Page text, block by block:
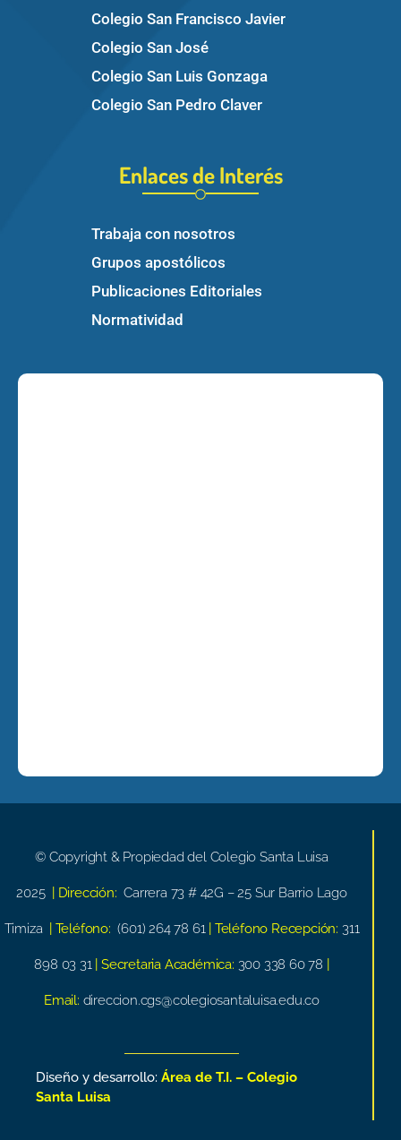
Colegio San Francisco Javier
Colegio San José
Colegio San Luis Gonzaga
Colegio San Pedro Claver
Enlaces de Interés
Trabaja con nosotros
Grupos apostólicos
Publicaciones Editoriales
Normatividad
© Copyright & Propiedad del Colegio Santa Luisa
2025 | Dirección: Carrera 73 # 42G – 25 Sur Barrio Lago
Timiza | Teléfono: (601) 264 78 61 | Teléfono Recepción: 311
898 03 31 | Secretaria Académica: 300 338 60 78
Email: direccion.cgs@colegiosantaluisa.edu.co
Diseño y desarrollo: Área de T.I. – Colegio
Santa Luisa